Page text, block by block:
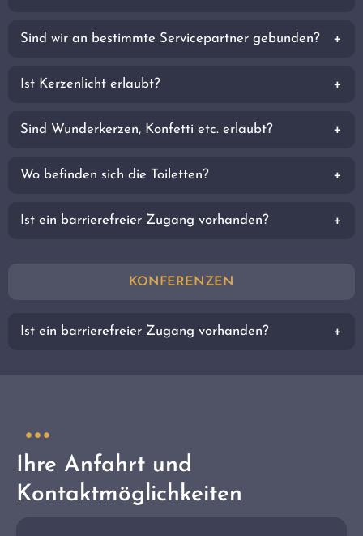
Sind wir an bestimmte Servicepartner gebunden?
Ist Kerzenlicht erlaubt?
Sind Wunderkerzen, Konfetti etc. erlaubt?
Wo befinden sich die Toiletten?
Ist ein barrierefreier Zugang vorhanden?
KONFERENZEN
Ist ein barrierefreier Zugang vorhanden?
Ihre Anfahrt und
Kontaktmöglichkeiten